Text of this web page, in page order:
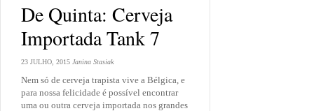
De Quinta: Cerveja
Importada Tank 7
23 JULHO, 2015 Janina Stasiak
Nem só de cerveja trapista vive a Bélgica, e
para nossa felicidade é possível encontrar
uma ou outra cerveja importada nos grandes